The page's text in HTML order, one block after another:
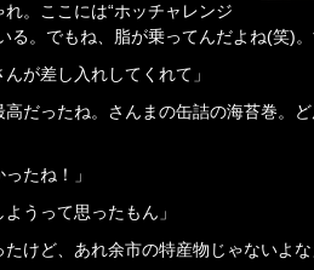
。ここには“ホッチャレンジ
る。でもね、脂が乗ってんだよね(笑)
が差し入れしてくれて」
だったね。さんまの缶詰の海苔巻。
たね！」
うって思ったもん」
けど、あれ余市の特産物じゃないよな